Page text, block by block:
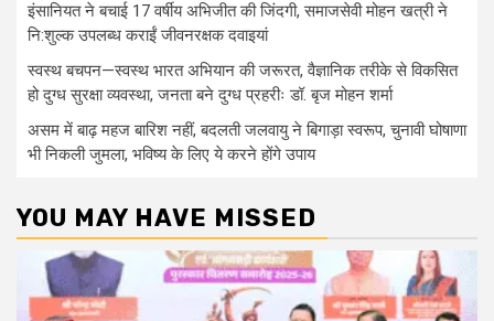
इंसानियत ने बचाई 17 वर्षीय अभिजीत की जिंदगी, समाजसेवी मोहन खत्री ने
नि:शुल्क उपलब्ध कराईं जीवनरक्षक दवाइयां
स्वस्थ बचपन—स्वस्थ भारत अभियान की जरूरत, वैज्ञानिक तरीके से विकसित
हो दुग्ध सुरक्षा व्यवस्था, जनता बने दुग्ध प्रहरीः डॉ. बृज मोहन शर्मा
असम में बाढ़ महज बारिश नहीं, बदलती जलवायु ने बिगाड़ा स्वरूप, चुनावी घोषाणा
भी निकली जुमला, भविष्य के लिए ये करने होंगे उपाय
YOU MAY HAVE MISSED